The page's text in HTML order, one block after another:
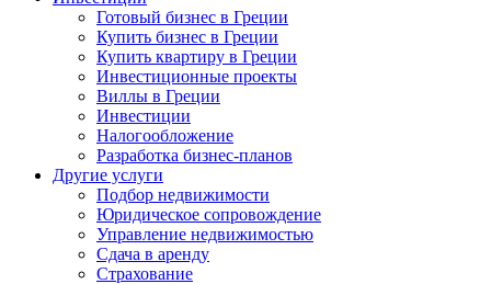
Готовый бизнес в Греции
Купить бизнес в Греции
Купить квартиру в Греции
Инвестиционные проекты
Виллы в Греции
Инвестиции
Налогообложение
Разработка бизнес-планов
Другие услуги
Подбор недвижимости
Юридическое сопровождение
Управление недвижимостью
Сдача в аренду
Страхование